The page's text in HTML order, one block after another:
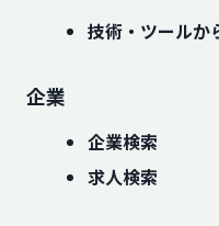
技術・ツールか
企業
企業検索
求人検索